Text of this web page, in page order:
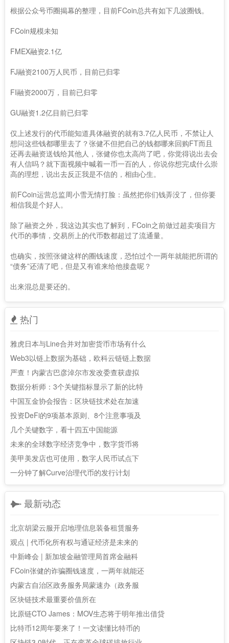
根据公众号币圈揭幕的整理，目前FCoin总共有如下几波圈钱。
FCoin规模未知
FMEX融资2.1亿
FJ融资2100万人民币，目前已归零
FI融资2000万，目前已归零
GU融资1.2亿目前已归零
仅上述发行的代币能知道具体融资的就有3.7亿人民币，不禁让人
想问这些钱都哪里去了？张健不但把自己的钱都哪来回购FT而且
还再去融资送钱给其他人，张健你也太高尚了吧，你觉得说出去会
有人信吗？就下面视频中喊着一币一百的人，你说你想完成什么崇
高的理想，说出去反正我是不信的，相由心生。
前FCoin运营总监周小雪无情打脸：虽然把你们钱弄没了，但你要
相信我是个好人。
除了融资之外，我这边其实也了解到，FCoin之前做过超卖项目方
代币的事情，交易所上的代币数都超过了流通量。
也确实，按照张健这样的圈钱速度，恐怕过个一两年就能把所谓的
“债务”还清了吧，但是又有谁来给他接盘呢？
出来混总是要还的。
热门
雅虎日本与Line合并对加密货币市场有什么
Web3以链上数据为基础，欧科云链链上数据
严查！内蒙古巴彦淖尔市发改委查获虚拟
数据分析师：3个关键指标显示了新的比特
中国互金协会报告：区块链技术处在加速
投资DeFi的9项基本原则、8个注意事项及
几个关键数字，看十四五中国能源
未来的全球数字经济竞争中，数字货币将
美甲美发店也可使用，数字人民币试点下
一分钟了解Curve治理代币的发行计划
最新动态
北京胡梁云服开启地理信息装备租赁服务
观点 | 代币化所有权与通证经济是未来的
中新峰会 | 新加坡金融管理局首席金融科
FCoin张健的诈骗圈钱速度，一两年就能还
内蒙古自治区政务服务局蒙速办（政务服
区块链技术最重要价值所在
比原链CTO James：MOV生态将于明年推出借贷
比特币12周年要来了！一文读懂比特币的